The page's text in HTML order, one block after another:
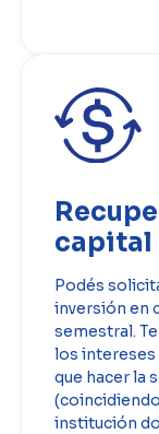
capital
Podés
inversión en
semestral.
los intereses
que hacer la
institución